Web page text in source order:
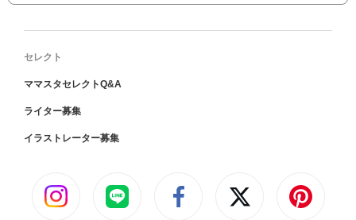
セレクト
ママスタセレクトQ&A
ライター募集
イラストレーター募集